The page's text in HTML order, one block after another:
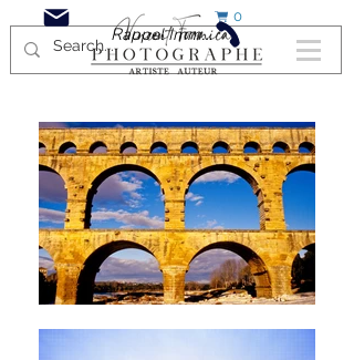
0
Rappel Immédiat